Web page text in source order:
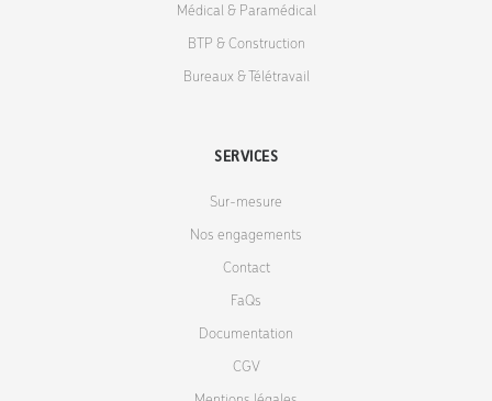
Médical & Paramédical
BTP & Construction
Bureaux & Télétravail
SERVICES
Sur-mesure
Nos engagements
Contact
FaQs
Documentation
CGV